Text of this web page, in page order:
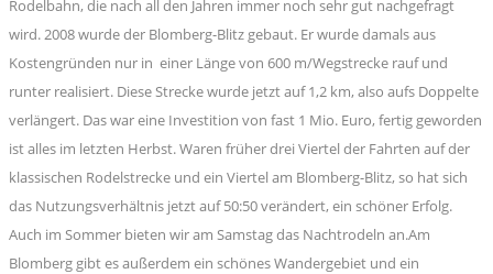
Rodelbahn, die nach all den Jahren immer noch sehr gut nachgefragt
wird. 2008 wurde der Blomberg-Blitz gebaut. Er wurde damals aus
Kostengründen nur in einer Länge von 600 m/Wegstrecke rauf und
runter realisiert. Diese Strecke wurde jetzt auf 1,2 km, also aufs Doppelte
verlängert. Das war eine Investition von fast 1 Mio. Euro, fertig geworden
ist alles im letzten Herbst. Waren früher drei Viertel der Fahrten auf der
klassischen Rodelstrecke und ein Viertel am Blomberg-Blitz, so hat sich
das Nutzungsverhältnis jetzt auf 50:50 verändert, ein schöner Erfolg.
Auch im Sommer bieten wir am Samstag das Nachtrodeln an.Am
Blomberg gibt es außerdem ein schönes Wandergebiet und ein